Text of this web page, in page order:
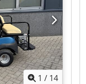
handlowych w
nasze warunki
i/lub jazdy
się na
kontakt
obecni na
Bedrijfsstraat
1 / 14